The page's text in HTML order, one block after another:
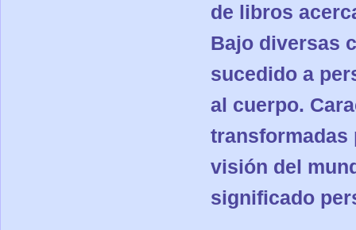
de libros
Bajo diversas
sucedido a
al cuerpo.
transformadas
visión del
significado